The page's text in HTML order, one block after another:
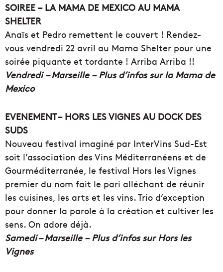
SOIREE – LA MAMA DE MEXICO AU MAMA
SHELTER
Anaïs et Pedro remettent le couvert ! Rendez-
vous vendredi 22 avril au Mama Shelter pour une
soirée piquante et tordante ! Arriba Arriba !!
Vendredi – Marseille – Plus d’infos sur la Mama de
Mexico
EVENEMENT – HORS LES VIGNES AU DOCK DES
SUDS
Nouveau festival imaginé par InterVins Sud-Est
soit l’association des Vins Méditerranéens et de
Gourméditerranée, le festival Hors les Vignes
premier du nom fait le pari alléchant de réunir
les cuisines, les arts et les vins. Trio d’exception
pour donner la parole à la création et cultiver les
sens. On adore déjà.
Samedi – Marseille – Plus d’infos sur Hors les
Vignes